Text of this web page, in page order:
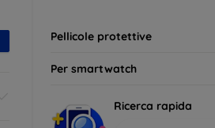
ideale per le tue esigenze e
Pellicole protettive
Per smartwatch
Ricerca rapida